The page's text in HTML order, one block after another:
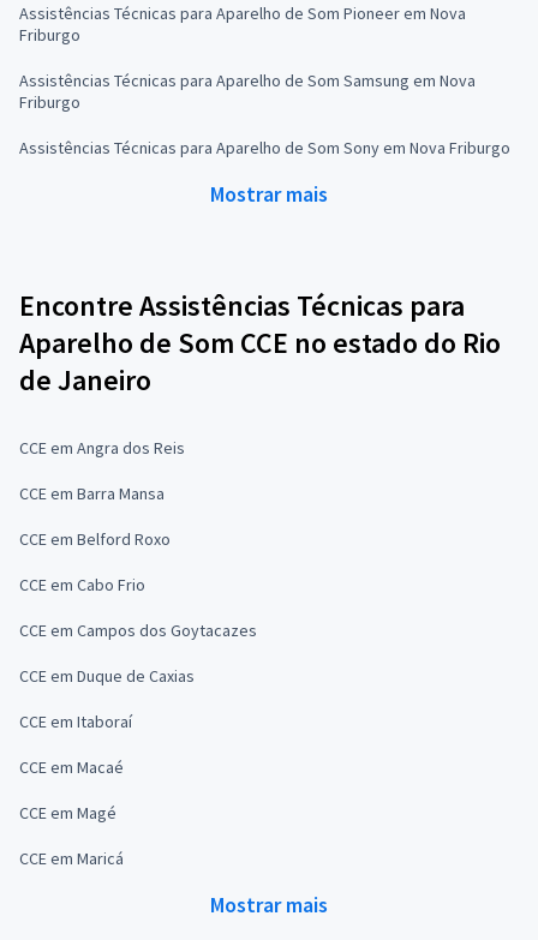
Assistências Técnicas para Aparelho de Som Pioneer em Nova
Friburgo
Assistências Técnicas para Aparelho de Som Samsung em Nova
Friburgo
Assistências Técnicas para Aparelho de Som Sony em Nova Friburgo
Mostrar mais
Encontre Assistências Técnicas para
Aparelho de Som CCE no estado do Rio
de Janeiro
CCE em Angra dos Reis
CCE em Barra Mansa
CCE em Belford Roxo
CCE em Cabo Frio
CCE em Campos dos Goytacazes
CCE em Duque de Caxias
CCE em Itaboraí
CCE em Macaé
CCE em Magé
CCE em Maricá
Mostrar mais